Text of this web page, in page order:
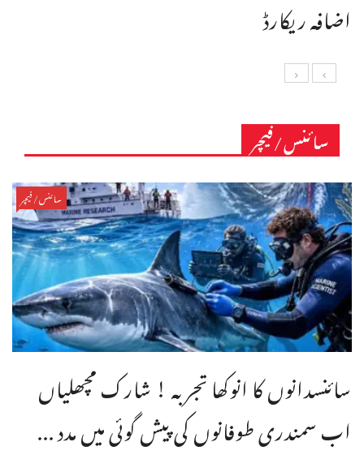
اضافہ ریکارڈ
سائنس/فیچر
سائنس/فیچر
سائنسدانوں کا انوکھا تجربہ ! شارک مچھلیاں
اب سمندری طوفانوں کی پیش گوئی میں مدد ...